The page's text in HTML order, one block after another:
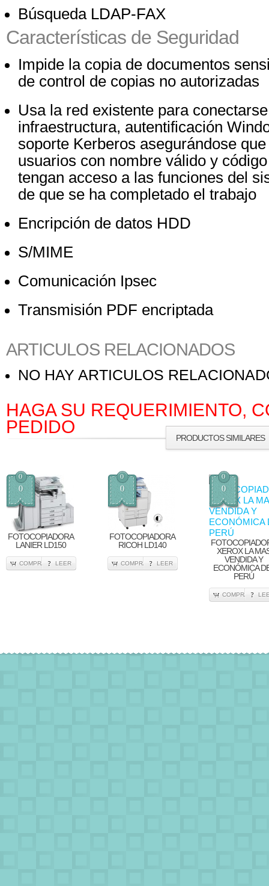
Búsqueda LDAP-FAX
Características de Seguridad
Impide la copia de documentos
de control de copias no autorizadas
Usa la red existente para
infraestructura, autentificación
soporte Kerberos asegurándose
usuarios con nombre válido y
tengan acceso a las funciones del
de que se ha completado el trabajo
Encripción de datos HDD
S/MIME
Comunicación Ipsec
Transmisión PDF encriptada
ARTICULOS RELACIONADOS
NO HAY ARTICULOS
HAGA SU REQUERIMIENTO,
PEDIDO
PRODUCTOS SIMILARES
0
0
FOTOCOPIADORA
LANIER LD150
COMPRA LEER
0
0
FOTOCOPIADORA
RICOH LD140
COMPRA LEER
0
0
XEROX LA
VENDIDA Y
ECONÓMICA
PERÚ
COMPRA